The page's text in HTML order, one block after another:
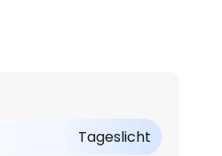
Tageslicht